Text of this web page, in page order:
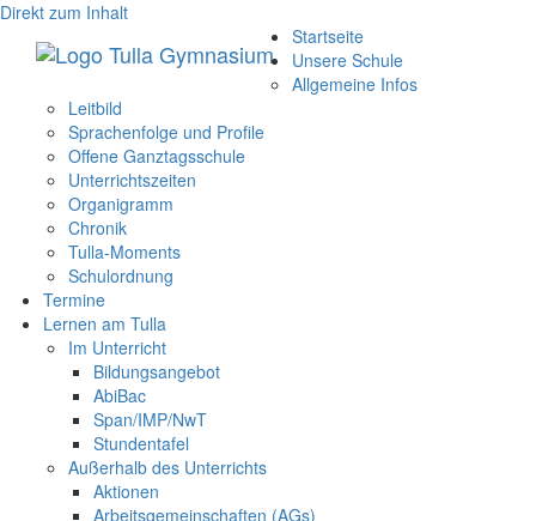
Direkt zum Inhalt
Startseite
Unsere Schule
Allgemeine Infos
Leitbild
Sprachenfolge und Profile
Offene Ganztagsschule
Unterrichtszeiten
Organigramm
Chronik
Tulla-Moments
Schulordnung
Termine
Lernen am Tulla
Im Unterricht
Bildungsangebot
AbiBac
Span/IMP/NwT
Stundentafel
Außerhalb des Unterrichts
Aktionen
Arbeitsgemeinschaften (AGs)